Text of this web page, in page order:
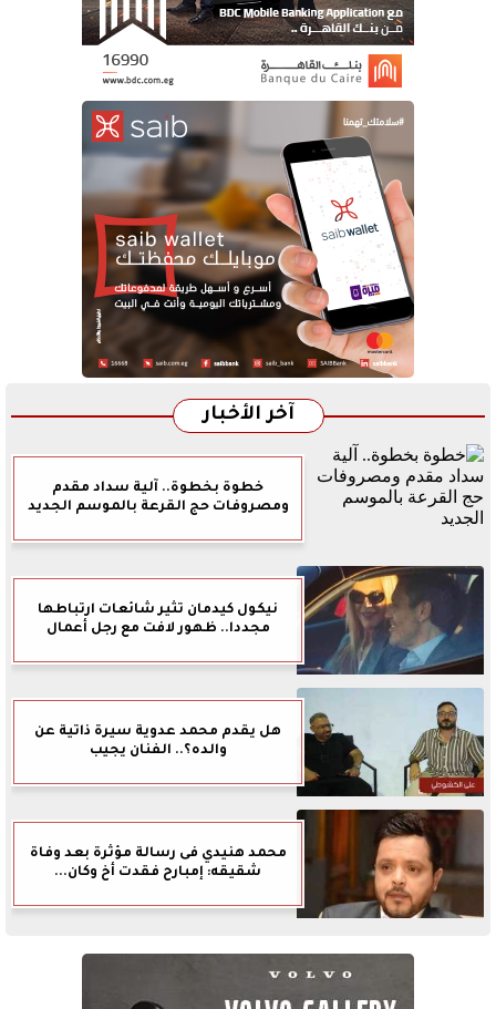
آخر الأخبار
خطوة بخطوة.. آلية سداد مقدم
ومصروفات حج القرعة بالموسم الجديد
نيكول كيدمان تثير شائعات ارتباطها
مجددا.. ظهور لافت مع رجل أعمال
هل يقدم محمد عدوية سيرة ذاتية عن
والده؟.. الفنان يجيب
محمد هنيدي فى رسالة مؤثرة بعد وفاة
شقيقه: إمبارح فقدت أخ وكان...